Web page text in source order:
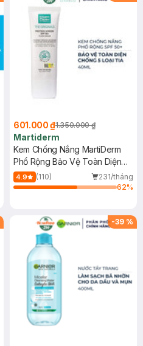
601.000 ₫1.350.000 ₫
Martiderm
Kem Chống Nắng MartiDerm
Phổ Rộng Bảo Vệ Toàn Diện
40ml
4.9 (110)
231/tháng
62%
-39 %